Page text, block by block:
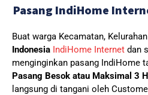
Pasang IndiHome
Buat warga Kecamatan,
Indonesia IndiHome Internet dan
menginginkan pasang IndiHome
Pasang Besok atau Maksimal 3
langsung di tangani oleh